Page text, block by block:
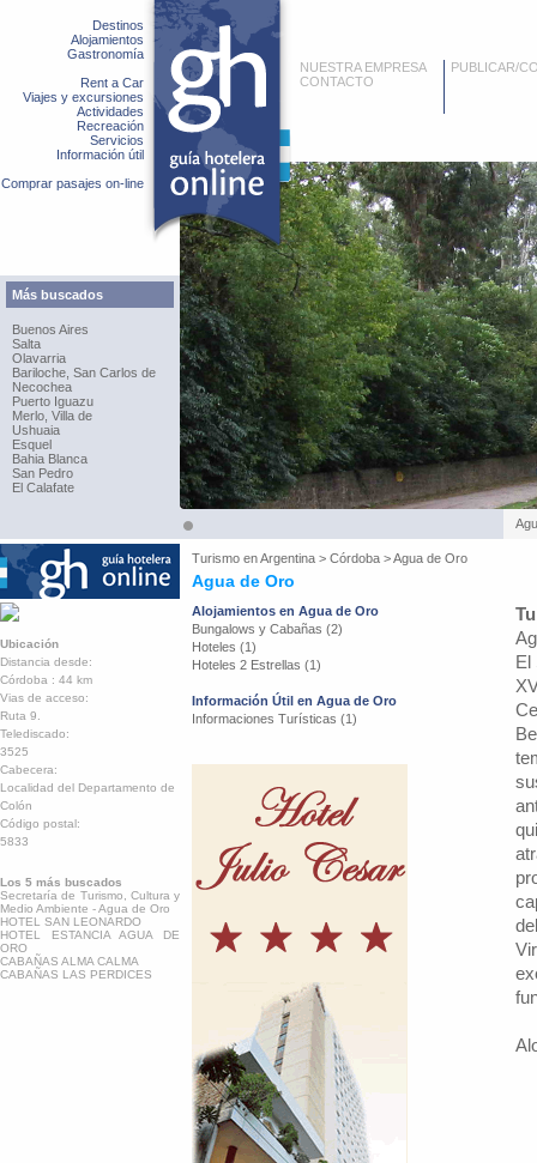
Destinos
Alojamientos
Gastronomía
Rent a Car
Viajes y excursiones
Actividades
Recreación
Servicios
Información útil
Comprar pasajes on-line
Más buscados
Buenos Aires
Salta
Olavarria
Bariloche, San Carlos de
Necochea
Puerto Iguazu
Merlo, Villa de
Ushuaia
Esquel
Bahia Blanca
San Pedro
El Calafate
NUESTRA EMPRESA
CONTACTO
PUBLICAR/
Turismo enArgentina > Córdoba >Agua de Oro
Agua de Oro
Ubicación
Distancia desde:
Córdoba : 44 km
Vias de acceso:
Ruta 9.
Telediscado:
3525
Cabecera:
Localidad del Departamento de
Colón
Código postal:
5833
Los 5 más buscados
Secretaría de Turismo, Cultura y
Medio Ambiente - Agua de Oro
HOTEL SAN LEONARDO
HOTEL ESTANCIA AGUA DE
ORO
CABAÑAS ALMA CALMA
CABAÑAS LAS PERDICES
Alojamientos en Agua de Oro
Bungalows y Cabañas (2)
Hoteles (1)
Hoteles 2 Estrellas (1)
Información Útil en Agua de Oro
Informaciones Turísticas (1)
El